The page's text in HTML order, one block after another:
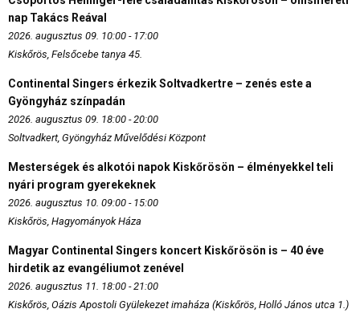
nap Takács Reával
2026. augusztus 09. 10:00 - 17:00
Kiskőrös, Felsőcebe tanya 45.
Continental Singers érkezik Soltvadkertre – zenés este a
Gyöngyház színpadán
2026. augusztus 09. 18:00 - 20:00
Soltvadkert, Gyöngyház Művelődési Központ
Mesterségek és alkotói napok Kiskőrösön – élményekkel teli
nyári program gyerekeknek
2026. augusztus 10. 09:00 - 15:00
Kiskőrös, Hagyományok Háza
Magyar Continental Singers koncert Kiskőrösön is – 40 éve
hirdetik az evangéliumot zenével
2026. augusztus 11. 18:00 - 21:00
Kiskőrös, Oázis Apostoli Gyülekezet imaháza (Kiskőrös, Holló János utca 1.)